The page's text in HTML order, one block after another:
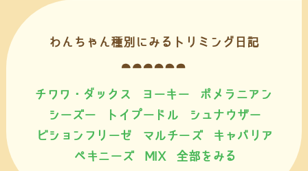
わんちゃん種別にみるトリミング日記
チワワ・ダックス ヨーキー
ポメラニアン
シーズー
トイプードル
シュナウザー
ビションフリーゼ
マルチーズ
キャバリア
ペキニーズ
MIX 全部をみる